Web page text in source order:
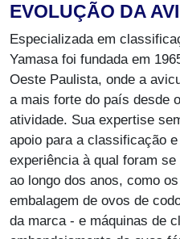
EVOLUÇÃO DA
Especializada em
Yamasa foi fundada em
Oeste Paulista, onde a
a mais forte do país desde
atividade. Sua expertise
apoio para a classificação
experiência à qual foram
ao longo dos anos, como
embalagem de ovos de
da marca - e máquinas de